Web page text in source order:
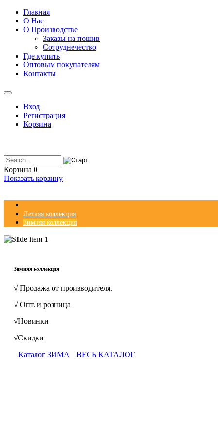
Главная
О Нас
О Производстве
Заказы на пошив
Сотруднечество
Где купить
Оптовым покупателям
Контакты
Вход
Регистрация
Корзина
Корзина 0
Показать корзину
Летняя коллекция
Зимняя коллекция
© FreeJoomla! 3 Modules
Зимняя коллекция
√ Продажа от производителя.
√ Опт. и розница
√Новинки
√Скидки
Каталог ЗИМА
ВЕСЬ КАТАЛОГ